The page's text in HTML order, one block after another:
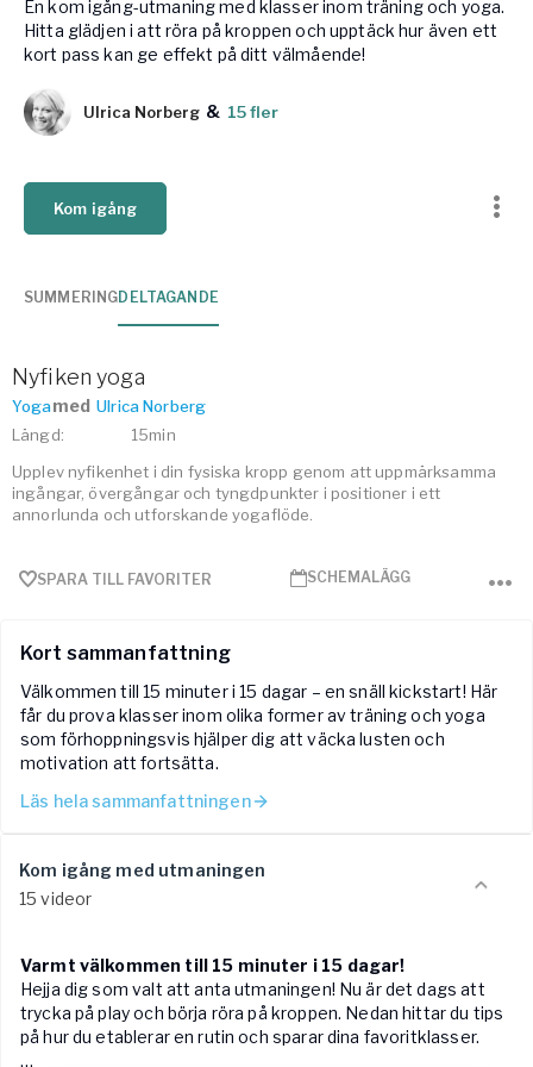
Vården – Yogobe Health & Care
Så stöttar Yogobe patienter, förskrivare och sjukvården
Fysisk aktivitet på recept
Företag
Arbetsgivare
Yogobe för yogalärare
Hotell & Konferens
En kom igång-utmaning med klasser inom träning och yoga.
Hitta glädjen i att röra på kroppen och upptäck hur även ett
kort pass kan ge effekt på ditt välmående!
Ulrica Norberg & 15 fler
Kom igång
SUMMERINGDELTAGANDE
Nyfiken yoga
Upplev nyfikenhet i din fysiska kropp genom att uppmärksamma
ingångar, övergångar och tyngdpunkter i positioner i ett
annorlunda och utforskande yogaflöde.
Yogamed Ulrica Norberg
Längd: 15min
SPARA TILL FAVORITER SCHEMALÄGG
Kort sammanfattning
Välkommen till 15 minuter i 15 dagar – en snäll kickstart! Här
får du prova klasser inom olika former av träning och yoga
som förhoppningsvis hjälper dig att väcka lusten och
motivation att fortsätta.
Läs hela sammanfattningen
Kom igång med utmaningen
15 videor
Varmt välkommen till 15 minuter i 15 dagar!
Hejja dig som valt att anta utmaningen! Nu är det dags att
trycka på play och börja röra på kroppen. Nedan hittar du tips
på hur du etablerar en rutin och sparar dina favoritklasser.